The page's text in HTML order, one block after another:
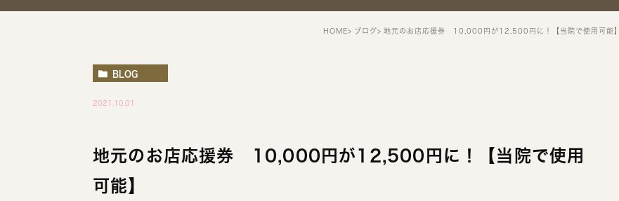
院内・設備システム
HOME ブログ 地元のお店応援券 10,000円が12,500円に！【当院で使用可能】
BLOG
2021.10.01
地元のお店応援券 10,000円が12,500円に！【当院で使用
可能】